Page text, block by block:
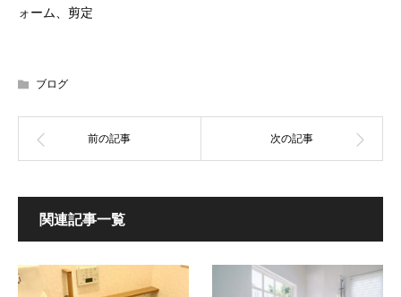
ォーム、剪定
ブログ
関連記事一覧